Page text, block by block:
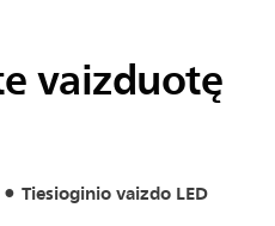
vaizduotę
Tiesioginio vaizdo LED